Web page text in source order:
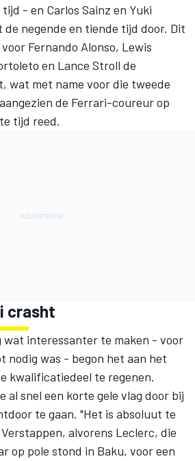
tijd - en Carlos Sainz en Yuki
de negende en tiende tijd door. Dit
Fernando Alonso, Lewis
en Lance Stroll de
wat met name voor die tweede
de Ferrari-coureur op
tijd reed.
crasht
wat interessanter te maken - voor
nodig was - begon het aan het
kwalificatiedeel te regenen.
al snel een korte gele vlag door bij
te gaan. "Het is absoluut te
alvorens Leclerc, die
op pole stond in Baku, voor een